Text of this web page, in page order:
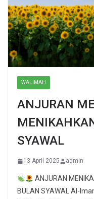
WALIMAH
ANJURAN
SYAWAL
13 April 2025 admin
ANJURAN
BULAN SYAWAL Al-